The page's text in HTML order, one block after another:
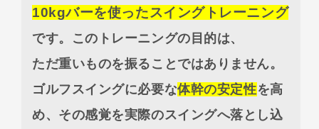
10kgバーを使ったスイングトレーニング
です。このトレーニングの目的は、
ただ重いものを振ることではありません。
ゴルフスイングに必要な体幹の安定性を高
め、その感覚を実際のスイングへ落とし込